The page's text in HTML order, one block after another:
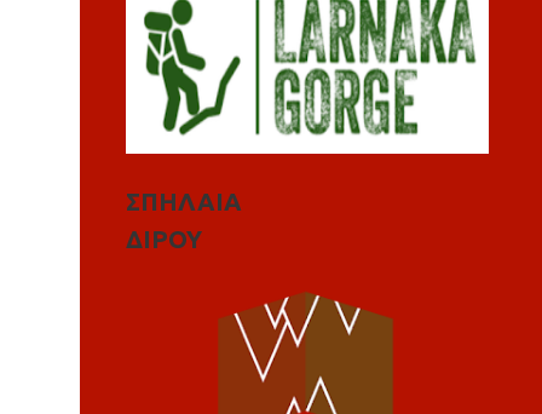
ΣΠΗΛΑΙΑ
ΔΙΡΟΥ